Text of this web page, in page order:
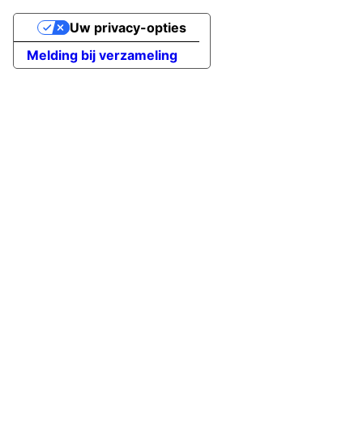
Melding bij verzameling
Uw privacy-opties